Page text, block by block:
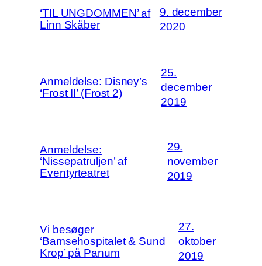
‘TIL UNGDOMMEN’ af
Linn Skåber
9. december
2020
Anmeldelse: Disney’s
‘Frost II’ (Frost 2)
25.
december
2019
Anmeldelse:
‘Nissepatruljen’ af
Eventyrteatret
29.
november
2019
Vi besøger
‘Bamsehospitalet & Sund
Krop’ på Panum
27.
oktober
2019